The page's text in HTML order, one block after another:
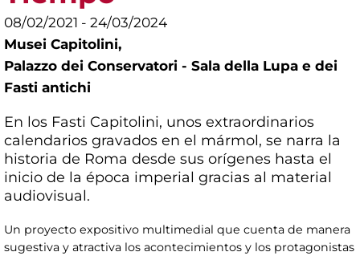
08/02/2021 - 24/03/2024
Musei Capitolini,
Palazzo dei Conservatori - Sala della Lupa e dei
Fasti antichi
En los Fasti Capitolini, unos extraordinarios
calendarios gravados en el mármol, se narra la
historia de Roma desde sus orígenes hasta el
inicio de la época imperial gracias al material
audiovisual.
Un proyecto expositivo multimedial que cuenta de manera
sugestiva y atractiva los acontecimientos y los protagonistas